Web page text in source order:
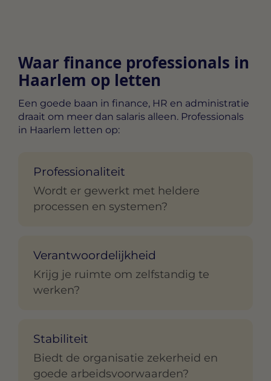
Waar finance professionals in
Haarlem op letten
Een goede baan in finance, HR en administratie
draait om meer dan salaris alleen. Professionals
in Haarlem letten op:
Professionaliteit
Wordt er gewerkt met heldere
processen en systemen?
Verantwoordelijkheid
Krijg je ruimte om zelfstandig te
werken?
Stabiliteit
Biedt de organisatie zekerheid en
goede arbeidsvoorwaarden?